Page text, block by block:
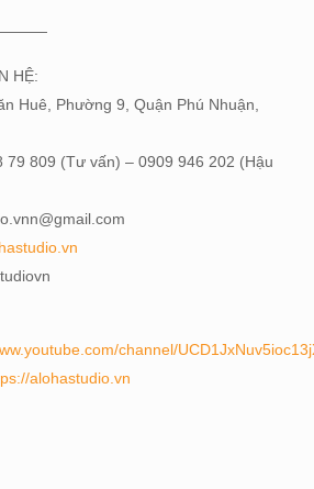
HỆ:
Huê, Phường 9, Quận Phú Nhuận,
79 809 (Tư vấn) – 0909 946 202 (Hậu
channel/
alohastudio.vn